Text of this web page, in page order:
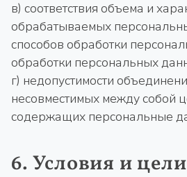
в) соответствия объема и
обрабатываемых
способов обработки
обработки персональных
г) недопустимости
несовместимых между собой
содержащих персональные
6. Условия и